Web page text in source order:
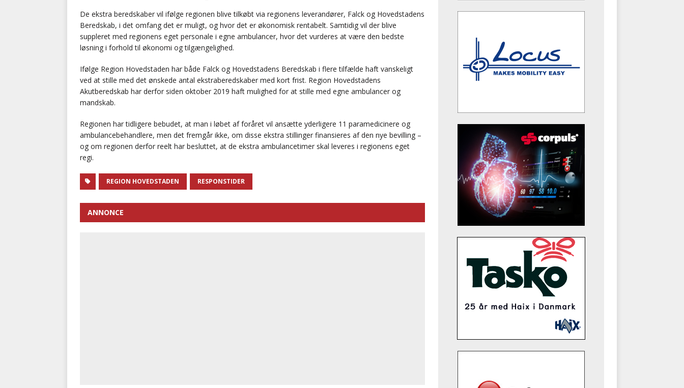
De ekstra beredskaber vil ifølge regionen blive tilkøbt via regionens leverandører, Falck og Hovedstadens
Beredskab, i det omfang det er muligt, og hvor det er økonomisk rentabelt. Samtidig vil der blive
suppleret med regionens eget personale i egne ambulancer, hvor det vurderes at være den bedste
løsning i forhold til økonomi og tilgængelighed.
Ifølge Region Hovedstaden har både Falck og Hovedstadens Beredskab i flere tilfælde haft vanskeligt
ved at stille med det ønskede antal ekstraberedskaber med kort frist. Region Hovedstadens
Akutberedskab har derfor siden oktober 2019 haft mulighed for at stille med egne ambulancer og
mandskab.
Regionen har tidligere bebudet, at man i løbet af foråret vil ansætte yderligere 11 paramedicinere og
ambulancebehandlere, men det fremgår ikke, om disse ekstra stillinger finansieres af den nye bevilling –
og om regionen derfor reelt har besluttet, at de ekstra ambulancetimer skal leveres i regionens eget
regi.
REGION HOVEDSTADEN RESPONSTIDER
ANNONCE